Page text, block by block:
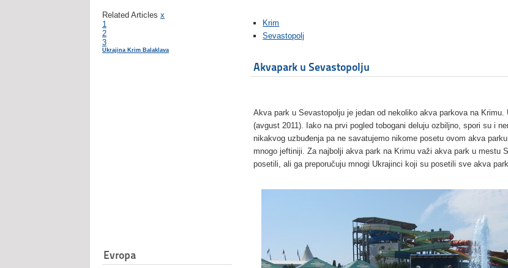
Related Articles x
1
2
3
Ukrajina Krim Balaklava
Evropa
Krim
Sevastopolj
Akvapark u Sevastopolju
Akva park u Sevastopolju je jedan od nekoliko akva parkova na Krimu.
(avgust 2011). Iako na prvi pogled tobogani deluju ozbiljno, spori su i
nikakvog uzbuđenja pa ne savatujemo nikome posetu ovom akva
mnogo jeftiniji. Za najbolji akva park na Krimu važi akva park u mestu
posetili, ali ga preporučuju mnogi Ukrajinci koji su posetili sve akva